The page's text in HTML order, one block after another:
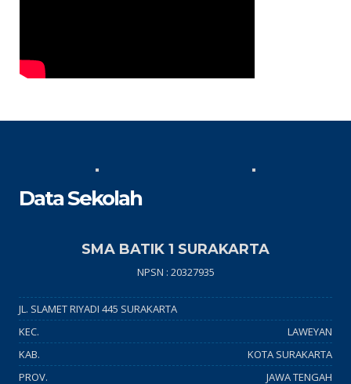
Data Sekolah
SMA BATIK 1 SURAKARTA
NPSN : 20327935
JL. SLAMET RIYADI 445 SURAKARTA
KEC.
LAWEYAN
KAB.
KOTA SURAKARTA
PROV.
JAWA TENGAH